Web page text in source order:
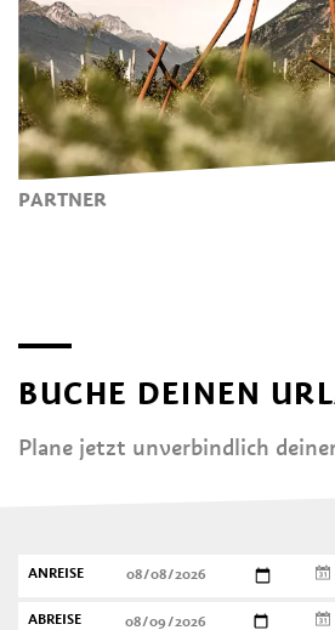
PARTNER
BUCHE DEINEN
Plane jetzt unverbindlich
ANREISE
ABREISE